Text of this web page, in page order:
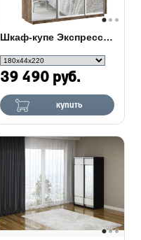
Шкаф-купе Экспресс Люкс 3-х дверный (Зеркало)
39 490 руб.
купить